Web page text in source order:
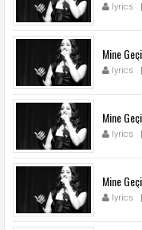
lyrics
Mine
lyrics
Mine
lyrics
Mine
lyrics